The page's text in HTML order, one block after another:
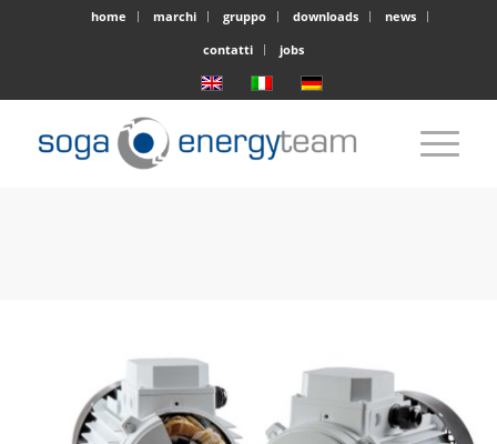
home marchi gruppo downloads
news
contatti
jobs